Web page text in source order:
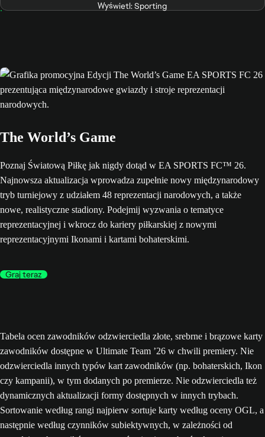
Wyświetl: Sporting
The World’s Game
Poznaj Światową Piłkę jak nigdy dotąd w EA SPORTS FC™ 26.
Najnowsza aktualizacja wprowadza zupełnie nowy międzynarodowy
tryb turniejowy z udziałem 48 reprezentacji narodowych, a także
nowe, realistyczne stadiony. Podejmij wyzwania o tematyce
reprezentacyjnej i wkrocz do kariery piłkarskiej z nowymi
reprezentacyjnymi Ikonami i kartami bohaterskimi.
Graj teraz
Tabela ocen zawodników odzwierciedla złote, srebrne i brązowe karty
zawodników dostępne w Ultimate Team ’26 w chwili premiery. Nie
odzwierciedla innych typów kart zawodników (np. bohaterskich, Ikon
czy kampanii), w tym dodanych po premierze. Nie odzwierciedla też
dynamicznych aktualizacji formy dostępnych w innych trybach.
Sortowanie według rangi najpierw sortuje karty według oceny OGL, a
następnie według czynników subiektywnych, w zależności od